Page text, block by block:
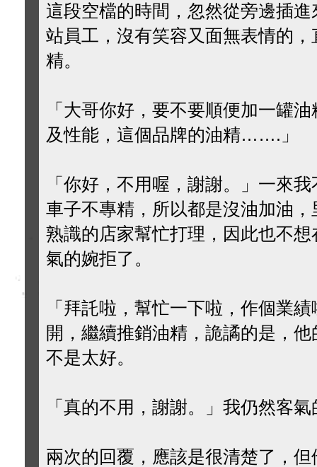
這段空檔的時間，忽然從旁邊插
站員工，沒有笑容又面無表情的
精。
「大哥你好，要不要順便加一罐
及性能，這個品牌的油精…….」
「你好，不用喔，謝謝。」一來
車子不專精，所以都是沒油加油
熟識的店家幫忙打理，因此也不
氣的婉拒了。
「拜託啦，幫忙一下啦，作個業
開，繼續推銷油精，詭譎的是，
不是太好。
「真的不用，謝謝。」我仍然客
兩次的回覆，應該是很清楚了，